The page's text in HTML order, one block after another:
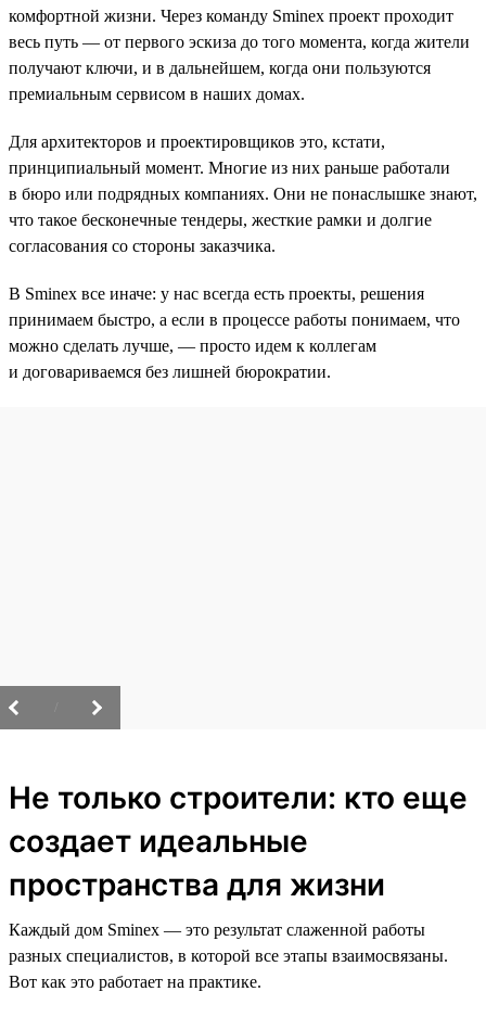
комфортной жизни. Через команду Sminex проект проходит
весь путь — от первого эскиза до того момента, когда жители
получают ключи, и в дальнейшем, когда они пользуются
премиальным сервисом в наших домах.
Для архитекторов и проектировщиков это, кстати,
принципиальный момент. Многие из них раньше работали
в бюро или подрядных компаниях. Они не понаслышке знают,
что такое бесконечные тендеры, жесткие рамки и долгие
согласования со стороны заказчика.
В Sminex все иначе: у нас всегда есть проекты, решения
принимаем быстро, а если в процессе работы понимаем, что
можно сделать лучше, — просто идем к коллегам
и договариваемся без лишней бюрократии.
Не только строители: кто еще
создает идеальные
пространства для жизни
Каждый дом Sminex — это результат слаженной работы
разных специалистов, в которой все этапы взаимосвязаны.
Вот как это работает на практике.